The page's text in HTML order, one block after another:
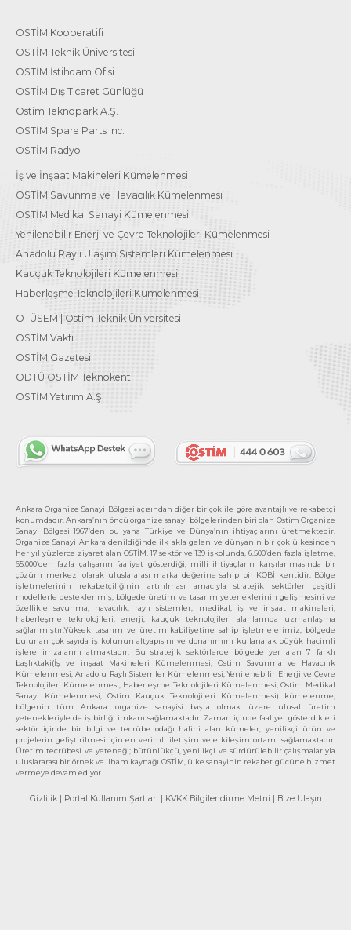
OSTİM Kooperatifi
OSTİM Teknik Üniversitesi
OSTİM İstihdam Ofisi
OSTİM Dış Ticaret Günlüğü
Ostim Teknopark A.Ş.
OSTİM Spare Parts Inc.
OSTİM Radyo
İş ve İnşaat Makineleri Kümelenmesi
OSTİM Savunma ve Havacılık Kümelenmesi
OSTİM Medikal Sanayi Kümelenmesi
Yenilenebilir Enerji ve Çevre Teknolojileri Kümelenmesi
Anadolu Raylı Ulaşım Sistemleri Kümelenmesi
Kauçuk Teknolojileri Kümelenmesi
Haberleşme Teknolojileri Kümelenmesi
OTÜSEM | Ostim Teknik Üniversitesi
OSTİM Vakfı
OSTİM Gazetesi
ODTÜ OSTİM Teknokent
OSTİM Yatırım A.Ş.
Ankara Organize Sanayi Bölgesi açısından diğer bir çok ile göre avantajlı ve rekabetçi
konumdadır. Ankara’nın öncü organize sanayi bölgelerinden biri olan Ostim Organize
Sanayi Bölgesi 1967’den bu yana Türkiye ve Dünya’nın ihtiyaçlarını üretmektedir.
Organize Sanayi Ankara denildiğinde ilk akla gelen ve dünyanın bir çok ülkesinden
her yıl yüzlerce ziyaret alan OSTİM, 17 sektör ve 139 işkolunda, 6.500’den fazla işletme,
65.000’den fazla çalışanın faaliyet gösterdiği, milli ihtiyaçların karşılanmasında bir
çözüm merkezi olarak uluslararası marka değerine sahip bir KOBİ kentidir. Bölge
işletmelerinin rekabetçiliğinin artırılması amacıyla stratejik sektörler çeşitli
modellerle desteklenmiş, bölgede üretim ve tasarım yeteneklerinin gelişmesini ve
özellikle savunma, havacılık, raylı sistemler, medikal, iş ve inşaat makineleri,
haberleşme teknolojileri, enerji, kauçuk teknolojileri alanlarında uzmanlaşma
sağlanmıştır.Yüksek tasarım ve üretim kabiliyetine sahip işletmelerimiz, bölgede
bulunan çok sayıda iş kolunun altyapısını ve donanımını kullanarak büyük hacimli
işlere imzalarını atmaktadır. Bu stratejik sektörlerde bölgede yer alan 7 farklı
başlıktaki(İş ve inşaat Makineleri Kümelenmesi, Ostim Savunma ve Havacılık
Kümelenmesi, Anadolu Raylı Sistemler Kümelenmesi, Yenilenebilir Enerji ve Çevre
Teknolojileri Kümelenmesi, Haberleşme Teknolojileri Kümelenmesi, Ostim Medikal
Sanayi Kümelenmesi, Ostim Kauçuk Teknolojileri Kümelenmesi) kümelenme,
bölgenin tüm Ankara organize sanayisi başta olmak üzere ulusal üretim
yetenekleriyle de iş birliği imkanı sağlamaktadır. Zaman içinde faaliyet gösterdikleri
sektör içinde bir bilgi ve tecrübe odağı halini alan kümeler, yenilikçi ürün ve
projelerin geliştirilmesi için en verimli iletişim ve etkileşim ortamı sağlamaktadır.
Üretim tecrübesi ve yeteneği; bütünlükçü, yenilikçi ve sürdürülebilir çalışmalarıyla
uluslararası bir örnek ve ilham kaynağı OSTİM, ülke sanayinin rekabet gücüne hizmet
vermeye devam ediyor.
Gizlilik | Portal Kullanım Şartları | KVKK Bilgilendirme Metni | Bize Ulaşın